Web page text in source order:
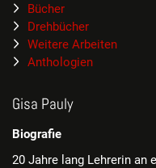
Bücher
Drehbücher
Weitere Arbeiten
Anthologien
Gisa Pauly
Biografie
20 Jahre lang Lehrerin an